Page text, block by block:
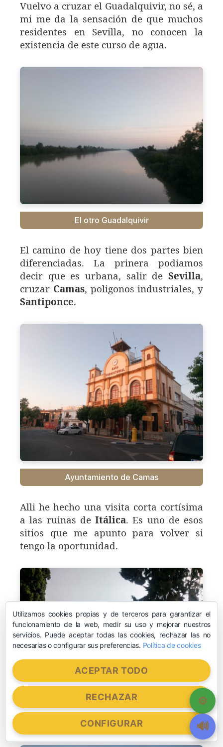
Vuelvo a cruzar el Guadalquivir, no sé, a
mi me da la sensación de que muchos
residentes en Sevilla, no conocen la
existencia de este curso de agua.
El otro Guadalquivir
El camino de hoy tiene dos partes bien
diferenciadas. La prinera podiamos
decir que es urbana, salir de Sevilla,
cruzar Camas, poligonos industriales, y
Santiponce.
Ayuntamiento de Camas
Alli he hecho una visita corta cortísima
a las ruinas de Itálica. Es uno de esos
sitios que me apunto para volver si
tengo la oportunidad.
Ruinas de Itálica 1
Utilizamos cookies propias y de terceros para garantizar el
funcionamiento de la web, medir su uso y mejorar nuestros
servicios. Puede aceptar todas las cookies, rechazar las no
necesarias o configurar sus preferencias. Política de cookies
ACEPTAR TODO
RECHAZAR
CONFIGURAR